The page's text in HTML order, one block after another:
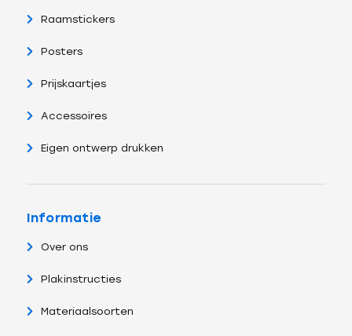
Raamstickers
Posters
Prijskaartjes
Accessoires
Eigen ontwerp drukken
Informatie
Over ons
Plakinstructies
Materiaalsoorten